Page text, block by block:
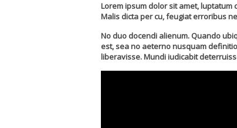
Lorem ipsum dolor sit amet,
Malis dicta per cu, feugiat erroribus
No duo docendi alienum. Quando
est, sea no aeterno nusquam
liberavisse. Mundi iudicabit